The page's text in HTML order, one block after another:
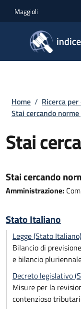
Maggioli
Briciole di
Home / Ricerca
Stai cercando
Stai
Stai cercando
Amministrazione:
Stato Italiano
Legge (Stato
Bilancio di
e bilancio
Decreto legislativo
Misure per la
contenzioso